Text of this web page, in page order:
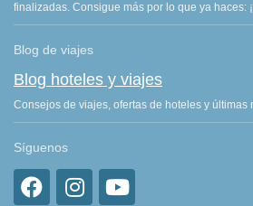
finalizadas. Consigue más por lo que ya haces:
Blog de viajes
Blog hoteles y viajes
Consejos de viajes, ofertas de hoteles y últimas
Síguenos